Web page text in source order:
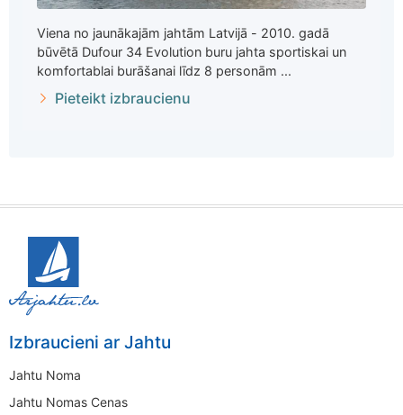
Viena no jaunākajām jahtām Latvijā - 2010. gadā
būvētā Dufour 34 Evolution buru jahta sportiskai un
komfortablai burāšanai līdz 8 personām ...
Pieteikt izbraucienu
Izbraucieni ar Jahtu
Jahtu Noma
Jahtu Nomas Cenas